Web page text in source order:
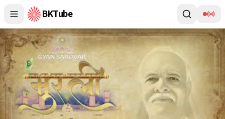
BKTube
प्रातः मुरली, ज्ञानसरोवर 09th July 2026 I Daily Murli Class I Gyan